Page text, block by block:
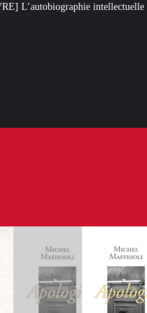
de Michel Maffesoli Pour